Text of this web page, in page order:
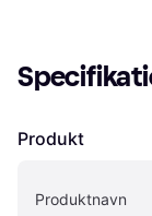
Produkt
Produktnavn